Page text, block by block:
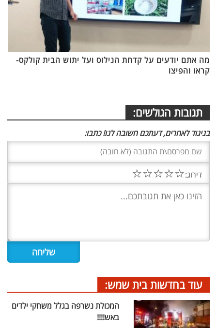
מה אתם יודעים על קדחת הנילוס ועל יתוש הבית קולקס-
קראו והפיצו
תגובות הגולשים:
בניגוד לאחרים, דעתכם חשובה לנו! כתבו:
דירוג:☆
☆
☆
☆
☆
עוד בחדשות בית שמש:
המכולת נשרפה בגלל משחקי ילדים
באש!!!!